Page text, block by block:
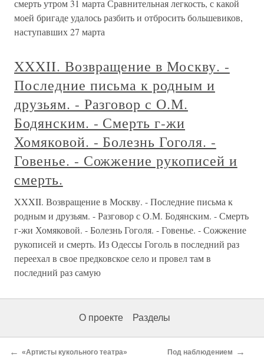
смерть утром 31 марта Сравнительная легкость, с какой
моей бригаде удалось разбить и отбросить большевиков,
наступавших 27 марта
XXXII. Возвращение в Москву. -
Последние письма к родным и
друзьям. - Разговор с О.М.
Бодянским. - Смерть г-жи
Хомяковой. - Болезнь Гоголя. -
Говенье. - Сожжение рукописей и
смерть.
XXXII. Возвращение в Москву. - Последние письма к
родным и друзьям. - Разговор с О.М. Бодянским. - Смерть
г-жи Хомяковой. - Болезнь Гоголя. - Говенье. - Сожжение
рукописей и смерть. Из Одессы Гоголь в последний раз
переехал в свое предковское село и провел там в
последний раз самую
О проекте Разделы
← «Артисты кукольного театра» Под наблюдением →